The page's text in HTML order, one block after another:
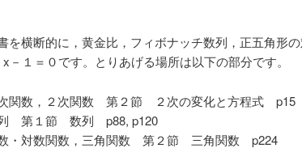
を横断的に，黄金比，フィボナッチ数列，正五角形
－１＝０です。とりあげる場所は以下の部分です。
関数，２次関数 第２節 ２次の変化と方程式 p15
第１節 数列 p88, p120
・対数関数，三角関数 第２節 三角関数 p224